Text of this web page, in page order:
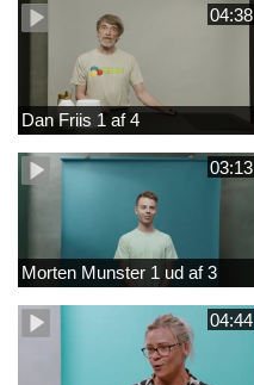
04:38
Dan Friis 1 af 4
03:13
Morten Munster 1 ud af 3
04:44